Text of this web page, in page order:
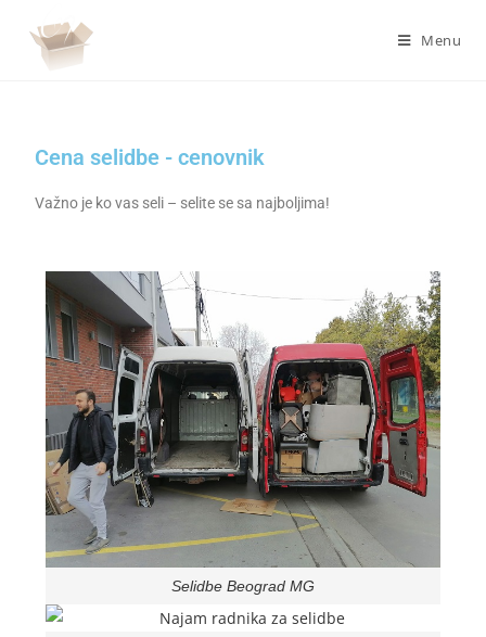
Menu
Cena selidbe - cenovnik
Važno je ko vas seli – selite se sa najboljima!
Selidbe Beograd MG